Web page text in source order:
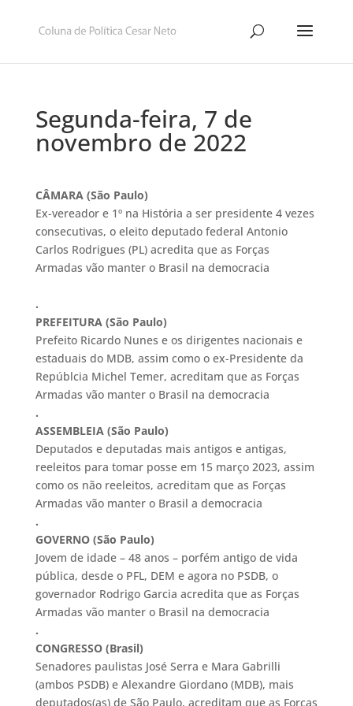
Segunda-feira, 7 de
novembro de 2022
CÂMARA (São Paulo)
Ex-vereador e 1º na História a ser presidente 4 vezes
consecutivas, o eleito deputado federal Antonio
Carlos Rodrigues (PL) acredita que as Forças
Armadas vão manter o Brasil na democracia
.
PREFEITURA (São Paulo)
Prefeito Ricardo Nunes e os dirigentes nacionais e
estaduais do MDB, assim como o ex-Presidente da
Repúblcia Michel Temer, acreditam que as Forças
Armadas vão manter o Brasil na democracia
.
ASSEMBLEIA (São Paulo)
Deputados e deputadas mais antigos e antigas,
reeleitos para tomar posse em 15 março 2023, assim
como os não reeleitos, acreditam que as Forças
Armadas vão manter o Brasil a democracia
.
GOVERNO (São Paulo)
Jovem de idade – 48 anos – porfém antigo de vida
pública, desde o PFL, DEM e agora no PSDB, o
governador Rodrigo Garcia acredita que as Forças
Armadas vão manter o Brasil na democracia
.
CONGRESSO (Brasil)
Senadores paulistas José Serra e Mara Gabrilli
(ambos PSDB) e Alexandre Giordano (MDB), mais
deputados(as) de São Paulo, acreditam que as Forças